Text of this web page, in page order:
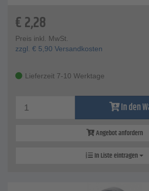
€2,28
Preis inkl. MwSt.
zzgl. € 5,90 Versandkosten
Lieferzeit 7-10 Werktage
In den
Angebot anfordern
In Liste eintragen